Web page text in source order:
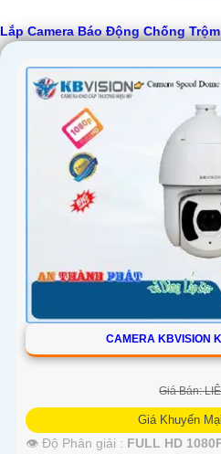
Lắp Camera Báo Động Chống Trộm
CAMERA KBVISION
Giá Bán:
Giá Khuyến
👁 Độ Phân giải : FULL HD